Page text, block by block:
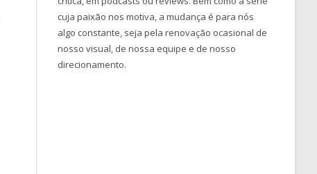
cuja paixão nos motiva, a mudança é para nós
algo constante, seja pela renovação ocasional de
nosso visual, de nossa equipe e de nosso
direcionamento.